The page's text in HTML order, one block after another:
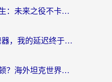
在欧洲怎么打绝地求生：未来之役不卡？留学生亲测的加速器避坑指南
人在美国玩BanG加速器，我的延迟终于绿了
海外玩坦克世界总卡顿？海外坦克世界加速器有哪些？实测好用的选择在这里